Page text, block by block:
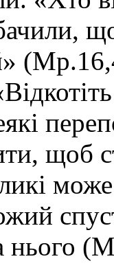
щоб
нього